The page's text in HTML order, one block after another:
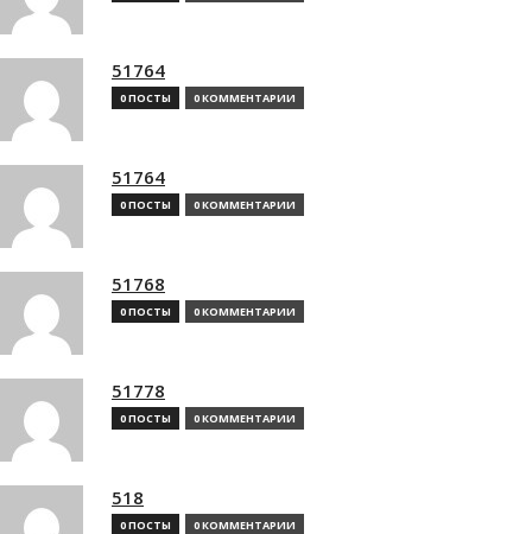
51764
0 ПОСТЫ 0 КОММЕНТАРИИ
51764
0 ПОСТЫ 0 КОММЕНТАРИИ
51768
0 ПОСТЫ 0 КОММЕНТАРИИ
51778
0 ПОСТЫ 0 КОММЕНТАРИИ
518
0 ПОСТЫ 0 КОММЕНТАРИИ